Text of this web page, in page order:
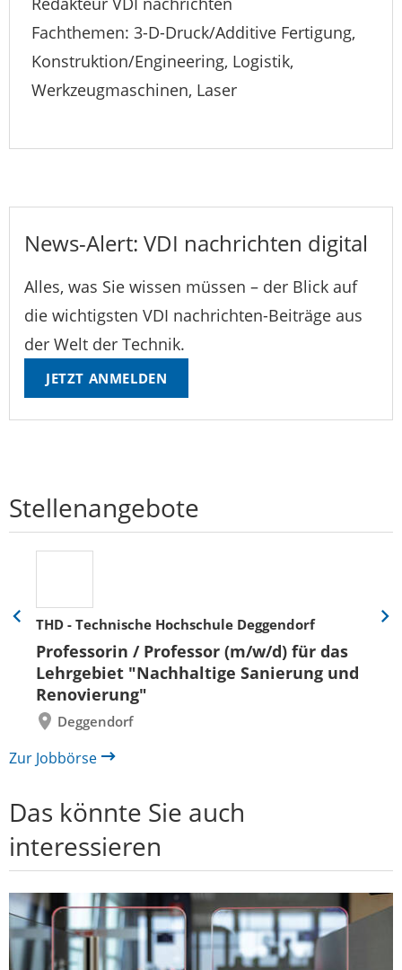
Fachthemen: 3-D-Druck/Additive Fertigung,
Konstruktion/Engineering, Logistik,
Werkzeugmaschinen, Laser
News-Alert: VDI nachrichten digital
Alles, was Sie wissen müssen – der Blick auf
die wichtigsten VDI nachrichten-Beiträge aus
der Welt der Technik.
JETZT ANMELDEN
Stellenangebote
THD - Technische Hochschule Deggendorf
Professorin / Professor (m/w/d) für das
Lehrgebiet "Nachhaltige Sanierung und
Renovierung"
Deggendorf
Eine
zurück
Eine
Zur Jobbörse
Das könnte Sie auch
interessieren